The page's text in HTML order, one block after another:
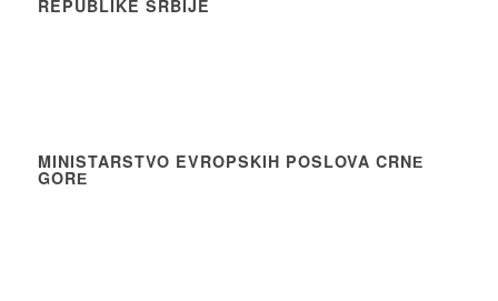
REPUBLIKE SRBIJE
MINISTARSTVO EVROPSKIH POSLOVA CRNЕ
GORЕ